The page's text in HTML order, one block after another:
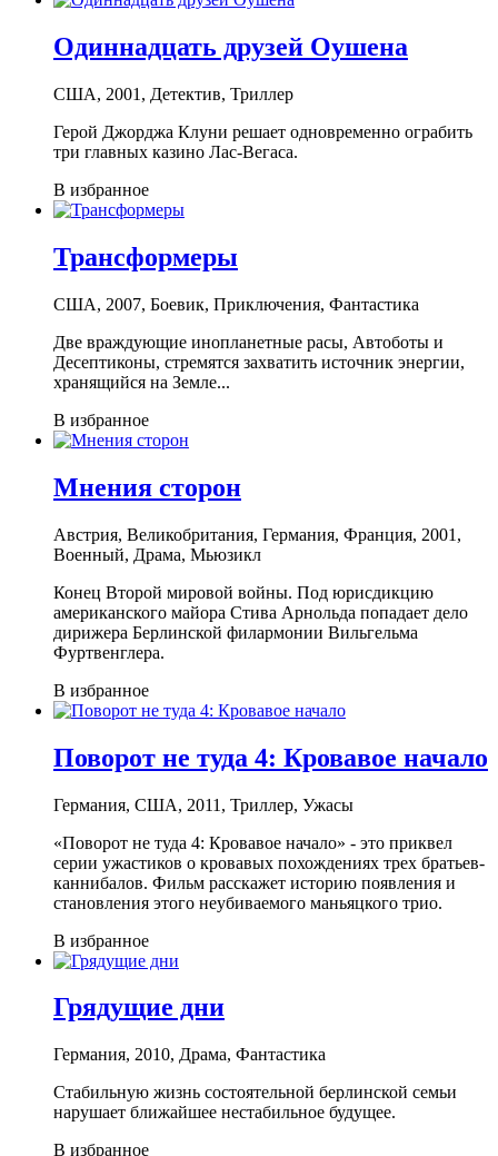
Одиннадцать друзей Оушена
США, 2001, Детектив, Триллер
Герой Джорджа Клуни решает одновременно ограбить
три главных казино Лас-Вегаса.
В избранное
Трансформеры
США, 2007, Боевик, Приключения, Фантастика
Две враждующие инопланетные расы, Автоботы и
Десептиконы, стремятся захватить источник энергии,
хранящийся на Земле...
В избранное
Мнения сторон
Австрия, Великобритания, Германия, Франция, 2001,
Военный, Драма, Мьюзикл
Конец Второй мировой войны. Под юрисдикцию
американского майора Стива Арнольда попадает дело
дирижера Берлинской филармонии Вильгельма
Фуртвенглера.
В избранное
Поворот не туда 4: Кровавое начало
Германия, США, 2011, Триллер, Ужасы
«Поворот не туда 4: Кровавое начало» - это приквел
серии ужастиков о кровавых похождениях трех братьев-
каннибалов. Фильм расскажет историю появления и
становления этого неубиваемого маньяцкого трио.
В избранное
Грядущие дни
Германия, 2010, Драма, Фантастика
Стабильную жизнь состоятельной берлинской семьи
нарушает ближайшее нестабильное будущее.
В избранное